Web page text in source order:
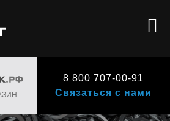
8 800 707-00-91
Связаться с нами